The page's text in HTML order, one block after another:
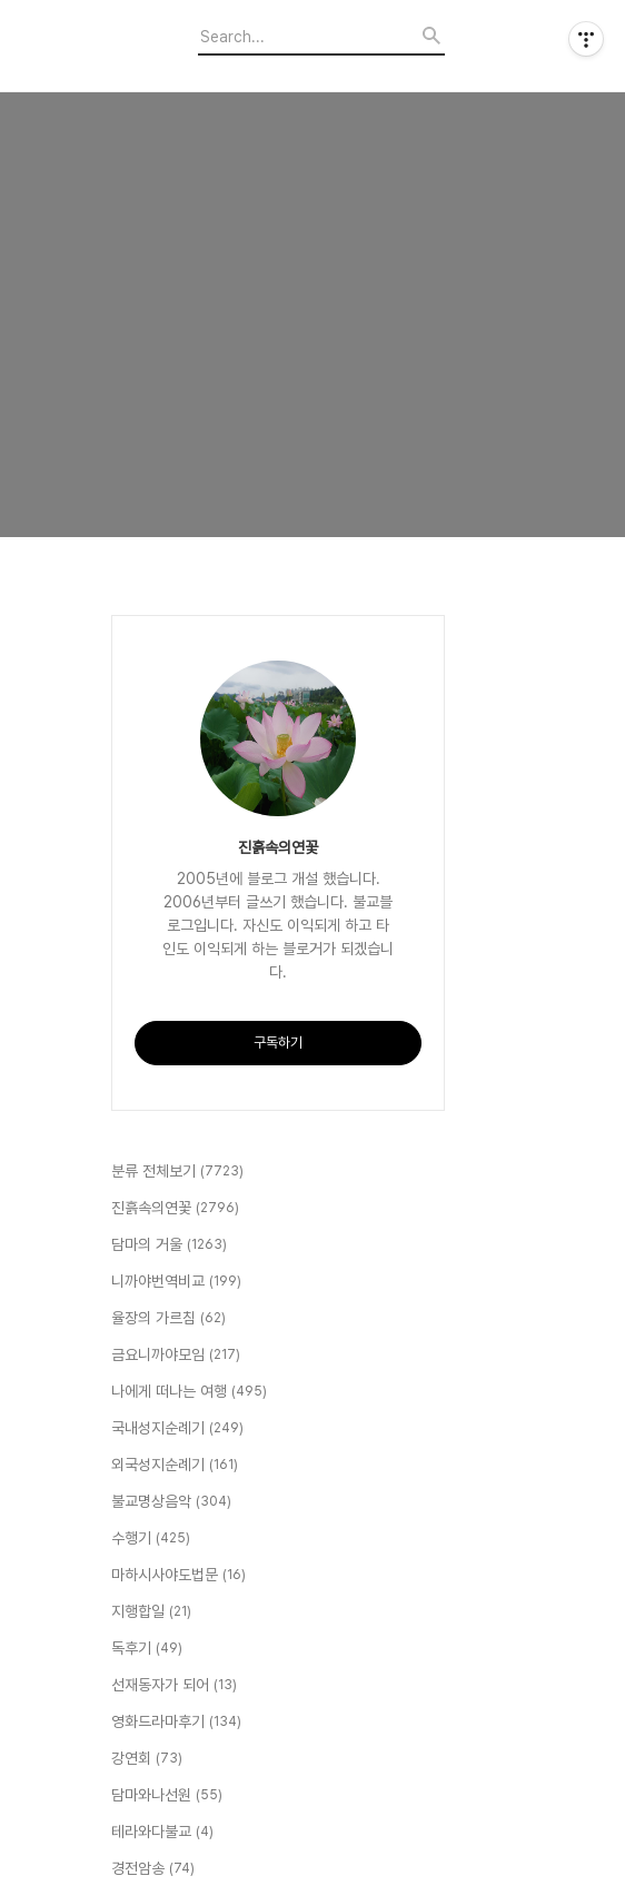
진흙속의연꽃
2005년에 블로그 개설 했습니다.
2006년부터 글쓰기 했습니다. 불교블
로그입니다. 자신도 이익되게 하고 타
인도 이익되게 하는 블로거가 되겠습니
다.
구독하기
분류 전체보기 (7723)
진흙속의연꽃 (2796)
담마의 거울 (1263)
니까야번역비교 (199)
율장의 가르침 (62)
금요니까야모임 (217)
나에게 떠나는 여행 (495)
국내성지순례기 (249)
외국성지순례기 (161)
불교명상음악 (304)
수행기 (425)
마하시사야도법문 (16)
지행합일 (21)
독후기 (49)
선재동자가 되어 (13)
영화드라마후기 (134)
강연회 (73)
담마와나선원 (55)
테라와다불교 (4)
경전암송 (74)